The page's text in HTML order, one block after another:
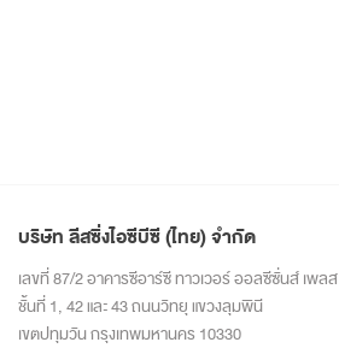
บริษัท ลีสซิ่งไอซีบีซี (ไทย) จำกัด
เลขที่ 87/2 อาคารซีอาร์ซี ทาวเวอร์ ออลซีซั่นส์ เพลส
ชั้นที่ 1, 42 และ 43 ถนนวิทยุ แขวงลุมพินี
เขตปทุมวัน กรุงเทพมหานคร 10330